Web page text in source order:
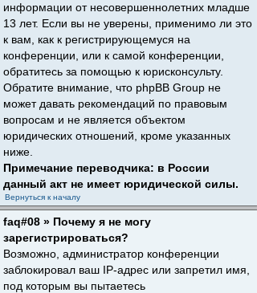
информации от несовершеннолетних младше
13 лет. Если вы не уверены, применимо ли это
к вам, как к регистрирующемуся на
конференции, или к самой конференции,
обратитесь за помощью к юрисконсульту.
Обратите внимание, что phpBB Group не
может давать рекомендаций по правовым
вопросам и не является объектом
юридических отношений, кроме указанных
ниже.
Примечание переводчика: в России
данный акт не имеет юридической силы.
Вернуться к началу
faq#08 » Почему я не могу
зарегистрироваться?
Возможно, администратор конференции
заблокировал ваш IP-адрес или запретил имя,
под которым вы пытаетесь